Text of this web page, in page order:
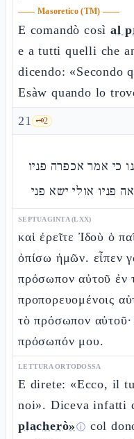
—— Masoretico (TM) ——
E comandò così al
e a tutti quelli che
dicendo: «Secondo
Esàw quando lo
21 🗝️2
כי אמר אכפרה פניו
פניו אולי ישא פני
SEPTUAGINTA (LXX)
καὶ ἐρεῖτε Ἰδοὺ ὁ
ὀπίσω ἡμῶν. εἶπεν
πρόσωπον αὐτοῦ ἐν
προπορευομένοις
τὸ πρόσωπον
πρόσωπόν μου.
LETTURA ORTODOSSA
E direte: «Ecco, il
noi». Diceva infatti
placherò» ⓘ col